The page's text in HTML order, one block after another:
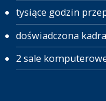
tysiące godzin
doświadczona kadra
2 sale